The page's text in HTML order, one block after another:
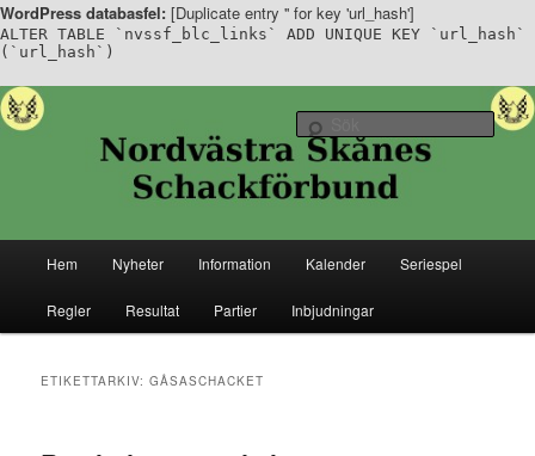
WordPress databasfel: [Duplicate entry '' for key 'url_hash']
ALTER TABLE `nvssf_blc_links` ADD UNIQUE KEY `url_hash`
(`url_hash`)
Hoppa
till
Hoppa
till
Nordvästra Skånes Schackförbund
Senaste nytt ifrån Nordvästra Skånes Schackförbund
Sök
Hem Nyheter Information Kalender Seriespel
Regler Resultat Partier Inbjudningar
ETIKETTARKIV:GÅSASCHACKET